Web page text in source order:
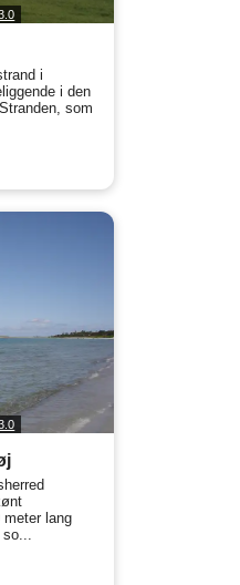
i
i den
som
meter lang
so...